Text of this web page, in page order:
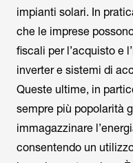
impianti solari. In
che le imprese
fiscali per l’acquisto e
inverter e sistemi di
Queste ultime, in
sempre più popolarità
immagazzinare
consentendo un